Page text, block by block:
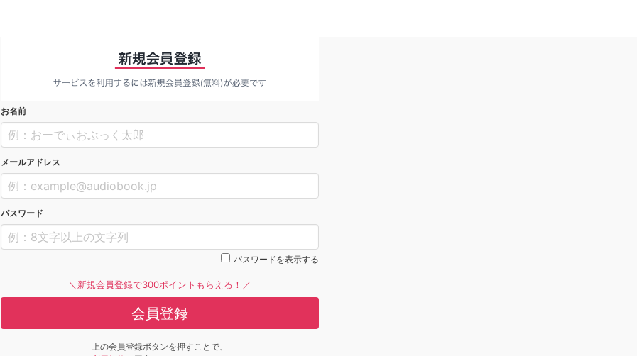
お名前
メールアドレス
パスワード
パスワードを表示する
＼新規会員登録で300ポイントもらえる！／
会員登録
上の会員登録ボタンを押すことで、